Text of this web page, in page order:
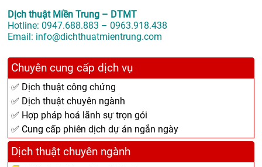
Dịch thuật Miền Trung – DTMT
Hotline: 0947.688.883 – 0963.918.438
Email: info@dichthuatmientrung.com
Chuyên cung cấp dịch vụ
✅ Dịch thuật công chứng
✅ Dịch thuật chuyên ngành
✅ Hợp pháp hoá lãnh sự trọn gói
✅ Cung cấp phiên dịch dự án ngắn ngày
Dịch thuật chuyên ngành